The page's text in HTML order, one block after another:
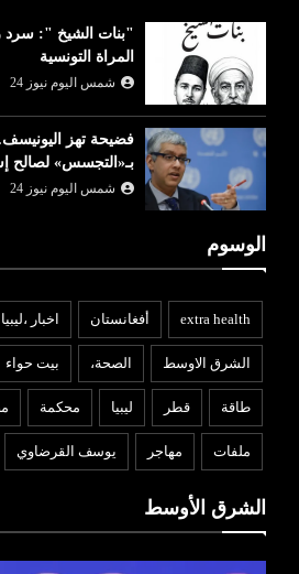
"بنات الشيخ ": سرد
المراة التونسية
شمس اليوم نيوز 24
فضيحة تهز
بـ«التجسس» لصالح
شمس اليوم نيوز 24
الوسوم
extra health أفغانستان اخبار ،ليبيا
الشرق الاوسط الصحة، بيت حواء
طاقة قطر ليبيا محكمة
ملفات مهاجر يوسف القرضاوي
الشرق الأوسط